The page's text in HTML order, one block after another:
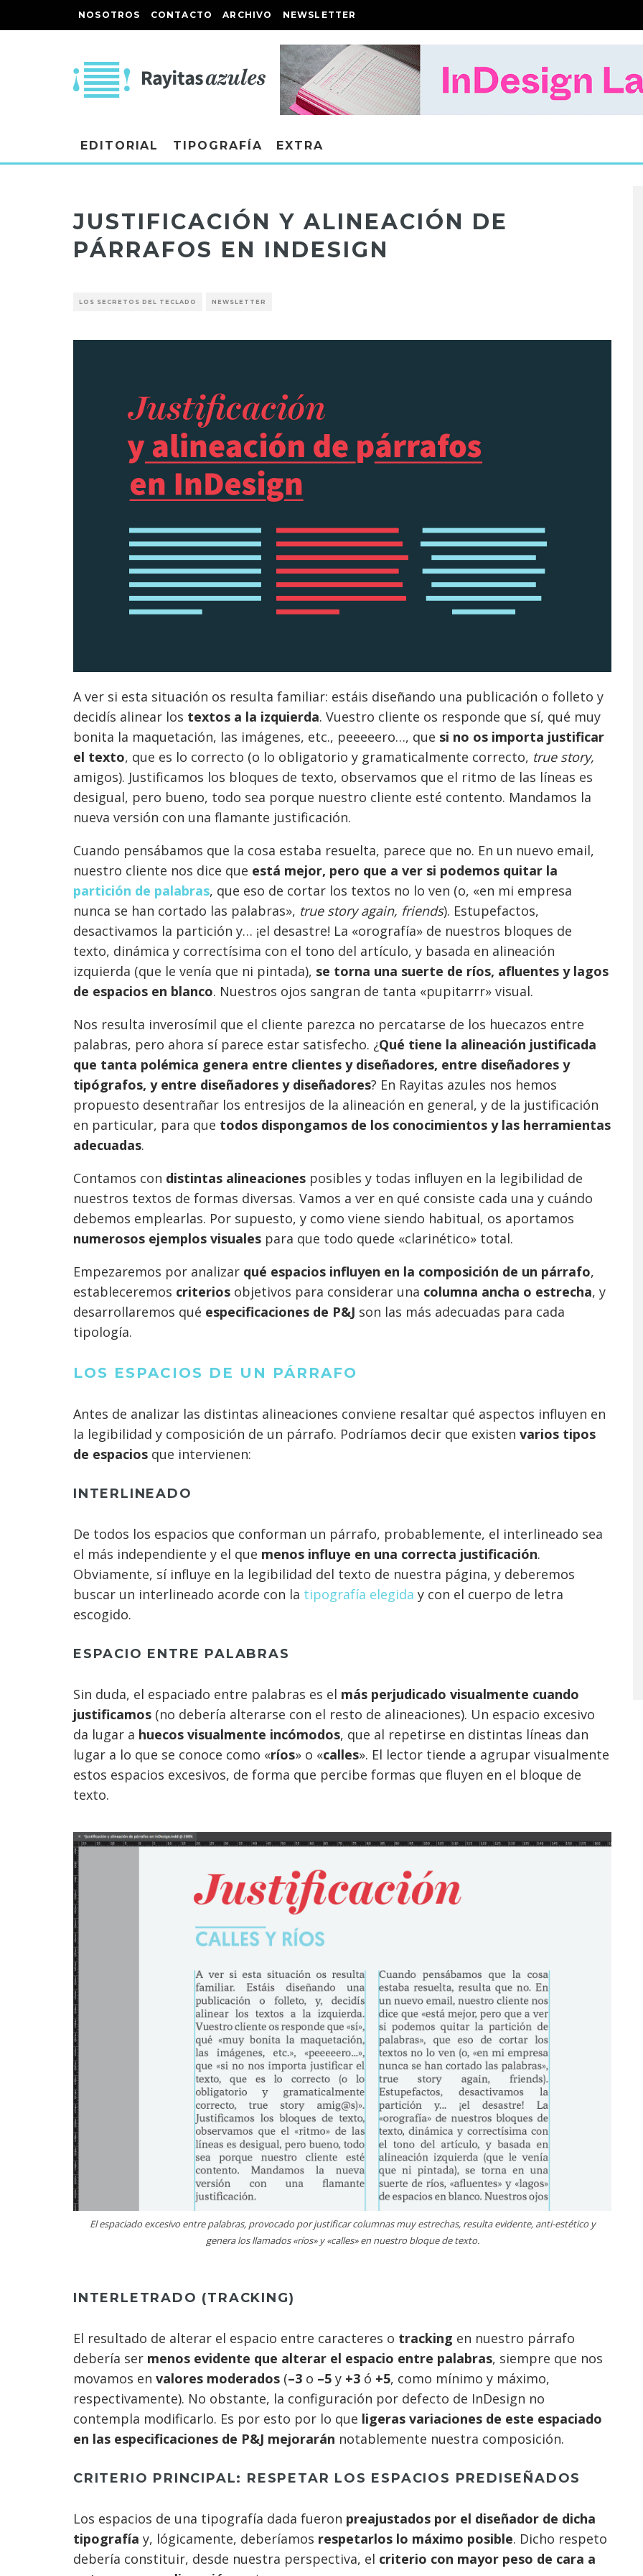
NOSOTROS CONTACTO ARCHIVO NEWSLETTER
EDITORIAL TIPOGRAFÍA EXTRA
JUSTIFICACIÓN Y ALINEACIÓN DE
PÁRRAFOS EN INDESIGN
LOS SECRETOS DEL TECLADO NEWSLETTER
A ver si esta situación os resulta familiar: estáis diseñando una publicación o folleto y
decidís alinear los textos a la izquierda. Vuestro cliente os responde que sí, qué muy
bonita la maquetación, las imágenes, etc., peeeeero…, que si no os importa justificar
el texto, que es lo correcto (o lo obligatorio y gramaticalmente correcto, true story,
amigos). Justificamos los bloques de texto, observamos que el ritmo de las líneas es
desigual, pero bueno, todo sea porque nuestro cliente esté contento. Mandamos la
nueva versión con una flamante justificación.
Cuando pensábamos que la cosa estaba resuelta, parece que no. En un nuevo email,
nuestro cliente nos dice que está mejor, pero que a ver si podemos quitar la
partición de palabras, que eso de cortar los textos no lo ven (o, «en mi empresa
nunca se han cortado las palabras», true story again, friends). Estupefactos,
desactivamos la partición y… ¡el desastre! La «orografía» de nuestros bloques de
texto, dinámica y correctísima con el tono del artículo, y basada en alineación
izquierda (que le venía que ni pintada), se torna una suerte de ríos, afluentes y lagos
de espacios en blanco. Nuestros ojos sangran de tanta «pupitarrr» visual.
Nos resulta inverosímil que el cliente parezca no percatarse de los huecazos entre
palabras, pero ahora sí parece estar satisfecho. ¿Qué tiene la alineación justificada
que tanta polémica genera entre clientes y diseñadores, entre diseñadores y
tipógrafos, y entre diseñadores y diseñadores? En Rayitas azules nos hemos
propuesto desentrañar los entresijos de la alineación en general, y de la justificación
en particular, para que todos dispongamos de los conocimientos y las herramientas
adecuadas.
Contamos con distintas alineaciones posibles y todas influyen en la legibilidad de
nuestros textos de formas diversas. Vamos a ver en qué consiste cada una y cuándo
debemos emplearlas. Por supuesto, y como viene siendo habitual, os aportamos
numerosos ejemplos visuales para que todo quede «clarinético» total.
Empezaremos por analizar qué espacios influyen en la composición de un párrafo,
estableceremos criterios objetivos para considerar una columna ancha o estrecha, y
desarrollaremos qué especificaciones de P&J son las más adecuadas para cada
tipología.
LOS ESPACIOS DE UN PÁRRAFO
Antes de analizar las distintas alineaciones conviene resaltar qué aspectos influyen en
la legibilidad y composición de un párrafo. Podríamos decir que existen varios tipos
de espacios que intervienen:
INTERLINEADO
De todos los espacios que conforman un párrafo, probablemente, el interlineado sea
el más independiente y el que menos influye en una correcta justificación.
Obviamente, sí influye en la legibilidad del texto de nuestra página, y deberemos
buscar un interlineado acorde con la tipografía elegida y con el cuerpo de letra
escogido.
ESPACIO ENTRE PALABRAS
Sin duda, el espaciado entre palabras es el más perjudicado visualmente cuando
justificamos (no debería alterarse con el resto de alineaciones). Un espacio excesivo
da lugar a huecos visualmente incómodos, que al repetirse en distintas líneas dan
lugar a lo que se conoce como «ríos» o «calles». El lector tiende a agrupar visualmente
estos espacios excesivos, de forma que percibe formas que fluyen en el bloque de
texto.
El espaciado excesivo entre palabras, provocado por justificar columnas muy estrechas, resulta evidente, anti-estético y
genera los llamados «ríos» y «calles» en nuestro bloque de texto.
INTERLETRADO (TRACKING)
El resultado de alterar el espacio entre caracteres o tracking en nuestro párrafo
debería ser menos evidente que alterar el espacio entre palabras, siempre que nos
movamos en valores moderados (–3 o –5 y +3 ó +5, como mínimo y máximo,
respectivamente). No obstante, la configuración por defecto de InDesign no
contempla modificarlo. Es por esto por lo que ligeras variaciones de este espaciado
en las especificaciones de P&J mejorarán notablemente nuestra composición.
CRITERIO PRINCIPAL: RESPETAR LOS ESPACIOS PREDISEÑADOS
Los espacios de una tipografía dada fueron preajustados por el diseñador de dicha
tipografía y, lógicamente, deberíamos respetarlos lo máximo posible. Dicho respeto
debería constituir, desde nuestra perspectiva, el criterio con mayor peso de cara a